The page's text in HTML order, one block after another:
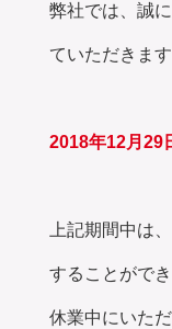
弊社では、誠
ていただきます
2018年12月29
上記期間中は
することができ
休業中にいた